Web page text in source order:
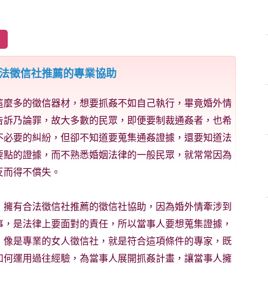
徵信社推薦的專業協助
多的徵信器材，想要抓姦不如自己執行，畢竟婚外情
乃論罪，故大多數的民眾，即便要制裁通姦者，也希
要的糾紛，但卻不知道要蒐集通姦證據，還要知道法
的證據，而不熟悉婚姻法律的一般民眾，就常常因為
得不償失。
有合法徵信社推薦的徵信社協助，因為婚外情牽涉到
是法律上要面對的責任，所以當事人要想蒐集證據，
是專業的女人徵信社，就是符合這項條件的專家，既
運用過往經驗，為當事人展開抓姦計畫，讓當事人擁